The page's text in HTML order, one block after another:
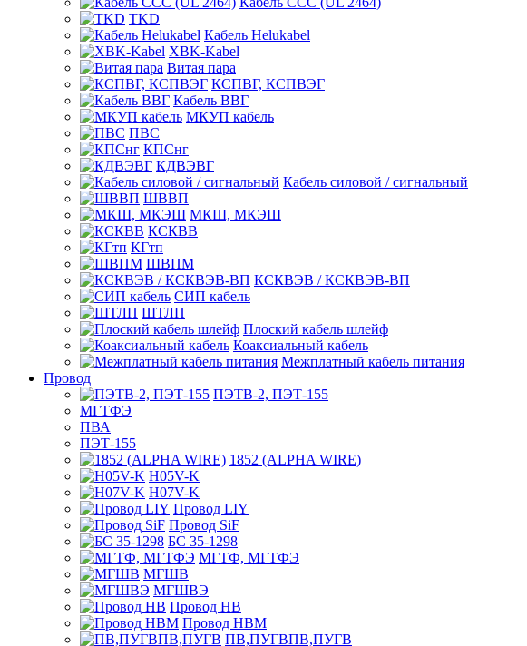
TKD
Кабель Helukabel
XBK-Kabel
Витая пара
КСПВГ, КСПВЭГ
Кабель ВВГ
МКУП кабель
ПВС
КПСнг
КДВЭВГ
Кабель силовой / сигнальный
ШВВП
МКШ, МКЭШ
КСКВВ
КГтп
ШВПМ
КСКВЭВ / КСКВЭВ-ВП
СИП кабель
ШТЛП
Плоский кабель шлейф
Коаксиальный кабель
Межплатный кабель питания
Провод
ПЭТВ-2, ПЭТ-155
МГТФЭ
ПВА
ПЭТ-155
1852 (ALPHA WIRE)
H05V-K
H07V-K
Провод LIY
Провод SiF
БС 35-1298
МГТФ, МГТФЭ
МГШВ
МГШВЭ
Провод НВ
Провод НВМ
ПВ,ПУГВПВ,ПУГВ